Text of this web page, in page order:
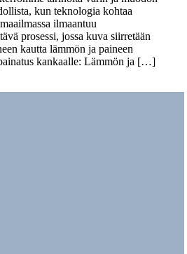
kun teknologia kohtaa
ilmaantuu
prosessi, jossa kuva siirretään
kautta lämmön ja paineen
kankaalle: Lämmön ja […]